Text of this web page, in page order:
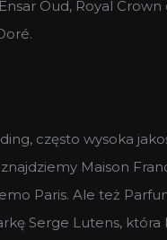
Oud, Royal
często wysoka
Maison
Paris. Ale też
Serge Lutens, która